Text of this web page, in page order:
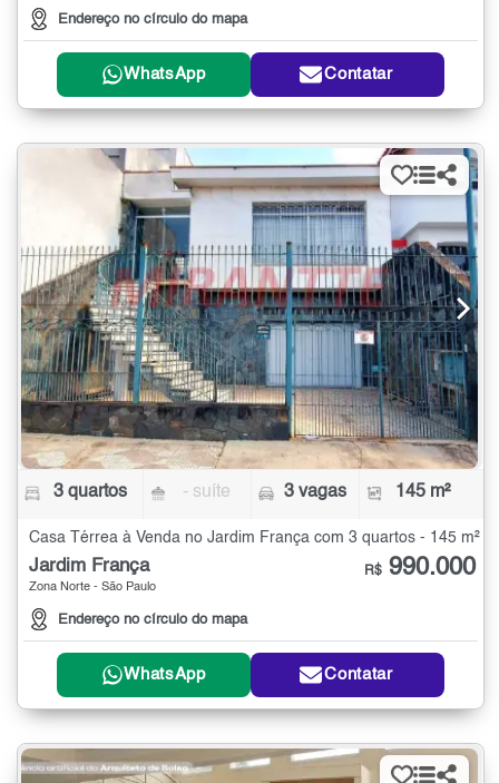
Endereço no círculo do mapa
WhatsApp Contatar
3 quartos - suíte 3 vagas 145 m²
Casa Térrea à Venda no Jardim França com 3 quartos - 145 m²
Jardim França
Zona Norte - São Paulo
Endereço no círculo do mapa
R$ 990.000
WhatsApp Contatar